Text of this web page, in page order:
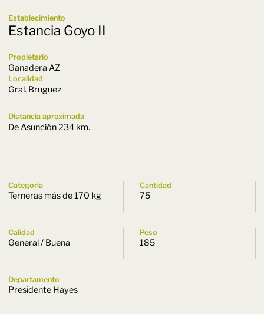
Establecimiento
Estancia Goyo II
Propietario
Ganadera AZ
Localidad
Gral. Bruguez
Distancia aproximada
De Asunción 234 km.
Categoría
Terneras más de 170 kg
Cantidad
75
Calidad
General / Buena
Peso
185
Departamento
Presidente Hayes